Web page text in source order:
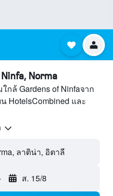
Norma
กล้ Gardens of Ninfaจาก
HotelsCombined และ
ลาติน่า, อิตาลี
ส. 15/8